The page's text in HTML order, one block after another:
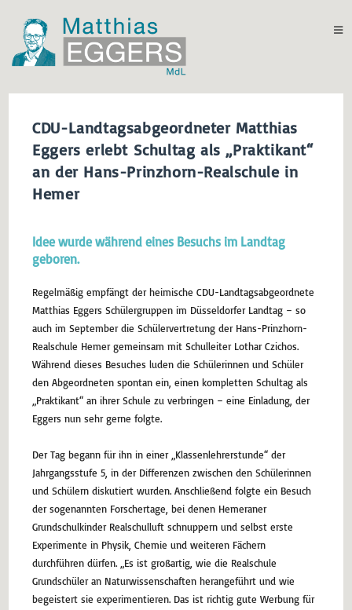
CDU-Landtagsabgeordneter Matthias
Eggers erlebt Schultag als „Praktikant“
an der Hans-Prinzhorn-Realschule in
Hemer
Idee wurde während eines Besuchs im Landtag
geboren.
Regelmäßig empfängt der heimische CDU-Landtagsabgeordnete
Matthias Eggers Schülergruppen im Düsseldorfer Landtag – so
auch im September die Schülervertretung der Hans-Prinzhorn-
Realschule Hemer gemeinsam mit Schulleiter Lothar Czichos.
Während dieses Besuches luden die Schülerinnen und Schüler
den Abgeordneten spontan ein, einen kompletten Schultag als
„Praktikant“ an ihrer Schule zu verbringen – eine Einladung, der
Eggers nun sehr gerne folgte.
Der Tag begann für ihn in einer „Klassenlehrerstunde“ der
Jahrgangsstufe 5, in der Differenzen zwischen den Schülerinnen
und Schülern diskutiert wurden. Anschließend folgte ein Besuch
der sogenannten Forschertage, bei denen Hemeraner
Grundschulkinder Realschulluft schnuppern und selbst erste
Experimente in Physik, Chemie und weiteren Fächern
durchführen dürfen. „Es ist großartig, wie die Realschule
Grundschüler an Naturwissenschaften herangeführt und wie
begeistert sie experimentieren. Das ist richtig gute Werbung für